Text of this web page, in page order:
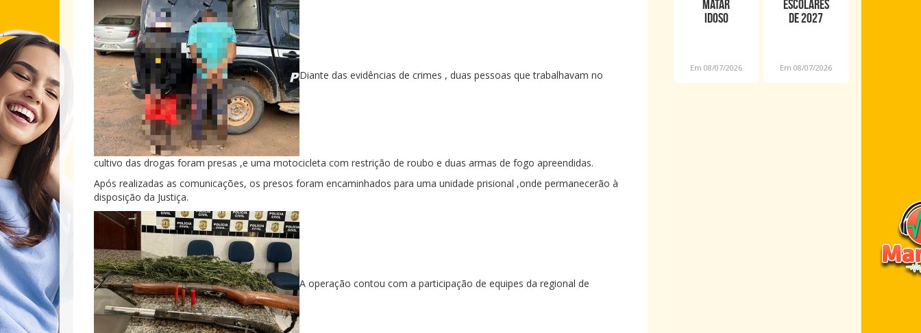
Diante das evidências de crimes , duas pessoas que trabalhavam no
cultivo das drogas foram presas ,e uma motocicleta com restrição de roubo e duas armas de fogo apreendidas.
Após realizadas as comunicações, os presos foram encaminhados para uma unidade prisional ,onde permanecerão à
disposição da Justiça.
A operação contou com a participação de equipes da regional de
matar
idoso
Araioses
Em 08/07/2026
escolares
de 2027
causa da
Copa
Em 08/07/2026